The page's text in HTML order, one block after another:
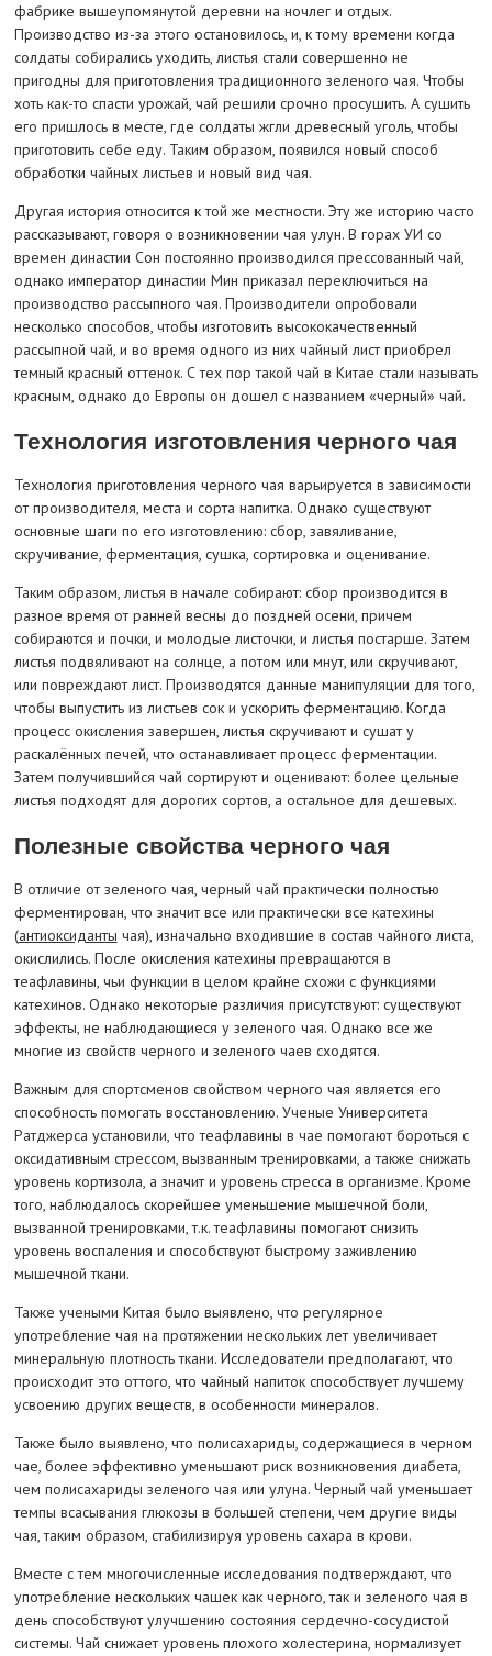
фабрике вышеупомянутой деревни на ночлег и отдых.
Производство из-за этого остановилось, и, к тому времени когда
солдаты собирались уходить, листья стали совершенно не
пригодны для приготовления традиционного зеленого чая. Чтобы
хоть как-то спасти урожай, чай решили срочно просушить. А сушить
его пришлось в месте, где солдаты жгли древесный уголь, чтобы
приготовить себе еду. Таким образом, появился новый способ
обработки чайных листьев и новый вид чая.
Другая история относится к той же местности. Эту же историю часто
рассказывают, говоря о возникновении чая улун. В горах УИ со
времен династии Сон постоянно производился прессованный чай,
однако император династии Мин приказал переключиться на
производство рассыпного чая. Производители опробовали
несколько способов, чтобы изготовить высококачественный
рассыпной чай, и во время одного из них чайный лист приобрел
темный красный оттенок. С тех пор такой чай в Китае стали называть
красным, однако до Европы он дошел с названием «черный» чай.
Технология изготовления черного чая
Технология приготовления черного чая варьируется в зависимости
от производителя, места и сорта напитка. Однако существуют
основные шаги по его изготовлению: сбор, завяливание,
скручивание, ферментация, сушка, сортировка и оценивание.
Таким образом, листья в начале собирают: сбор производится в
разное время от ранней весны до поздней осени, причем
собираются и почки, и молодые листочки, и листья постарше. Затем
листья подвяливают на солнце, а потом или мнут, или скручивают,
или повреждают лист. Производятся данные манипуляции для того,
чтобы выпустить из листьев сок и ускорить ферментацию. Когда
процесс окисления завершен, листья скручивают и сушат у
раскалённых печей, что останавливает процесс ферментации.
Затем получившийся чай сортируют и оценивают: более цельные
листья подходят для дорогих сортов, а остальное для дешевых.
Полезные свойства черного чая
В отличие от зеленого чая, черный чай практически полностью
ферментирован, что значит все или практически все катехины
(антиоксиданты чая), изначально входившие в состав чайного листа,
окислились. После окисления катехины превращаются в
теафлавины, чьи функции в целом крайне схожи с функциями
катехинов. Однако некоторые различия присутствуют: существуют
эффекты, не наблюдающиеся у зеленого чая. Однако все же
многие из свойств черного и зеленого чаев сходятся.
Важным для спортсменов свойством черного чая является его
способность помогать восстановлению. Ученые Университета
Ратджерса установили, что теафлавины в чае помогают бороться с
оксидативным стрессом, вызванным тренировками, а также снижать
уровень кортизола, а значит и уровень стресса в организме. Кроме
того, наблюдалось скорейшее уменьшение мышечной боли,
вызванной тренировками, т.к. теафлавины помогают снизить
уровень воспаления и способствуют быстрому заживлению
мышечной ткани.
Также учеными Китая было выявлено, что регулярное
употребление чая на протяжении нескольких лет увеличивает
минеральную плотность ткани. Исследователи предполагают, что
происходит это оттого, что чайный напиток способствует лучшему
усвоению других веществ, в особенности минералов.
Также было выявлено, что полисахариды, содержащиеся в черном
чае, более эффективно уменьшают риск возникновения диабета,
чем полисахариды зеленого чая или улуна. Черный чай уменьшает
темпы всасывания глюкозы в большей степени, чем другие виды
чая, таким образом, стабилизируя уровень сахара в крови.
Вместе с тем многочисленные исследования подтверждают, что
употребление нескольких чашек как черного, так и зеленого чая в
день способствуют улучшению состояния сердечно-сосудистой
системы. Чай снижает уровень плохого холестерина, нормализует